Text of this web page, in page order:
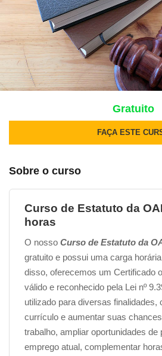
Gratuito
FAÇA ESTE
Sobre o curso
Curso de Estatuto da
horas
O nosso Curso de Estatuto da
gratuito e possui uma carga
disso, oferecemos um Certificado
válido e reconhecido pela Lei nº
utilizado para diversas finalidades,
currículo e aumentar suas
trabalho, ampliar oportunidades de
emprego atual, complementar